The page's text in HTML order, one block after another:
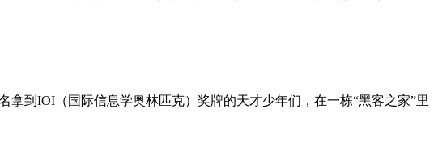
拿到IOI（国际信息学奥林匹克）奖牌的天才少年们，在一栋“黑客之家”里